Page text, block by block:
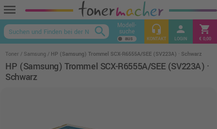
menu
keyboard_arrow_up
search Modell-
suche headset_mic
KONTAKT
person
LOGIN
shopping_cart
€ 0,00
Toner Samsung HP (Samsung) Trommel SCX-R6555A/SEE (SV223A) · Schwarz
HP (Samsung) Trommel SCX-R6555A/SEE (SV223A) ·
Schwarz